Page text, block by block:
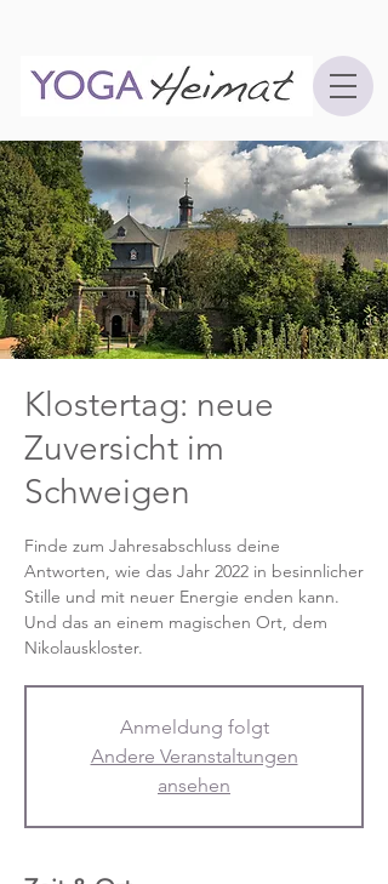
Klostertag: neue
Zuversicht im
Schweigen
Finde zum Jahresabschluss deine
Antworten, wie das Jahr 2022 in besinnlicher
Stille und mit neuer Energie enden kann.
Und das an einem magischen Ort, dem
Nikolauskloster.
Anmeldung folgt
Andere Veranstaltungen
ansehen